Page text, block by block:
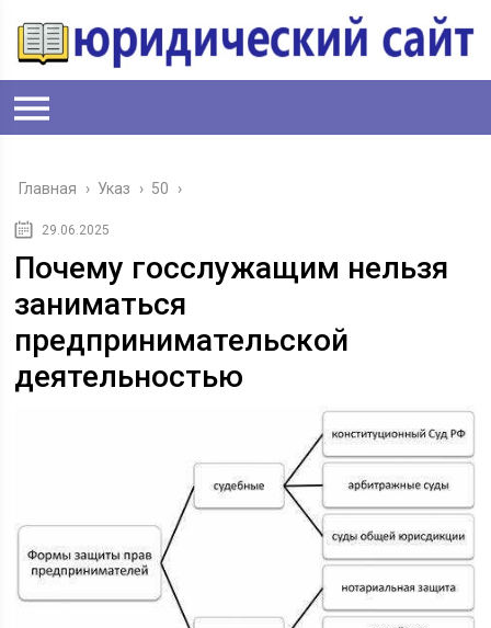
Главная › Указ › 50 ›
29.06.2025
Почему госслужащим нельзя
заниматься
предпринимательской
деятельностью